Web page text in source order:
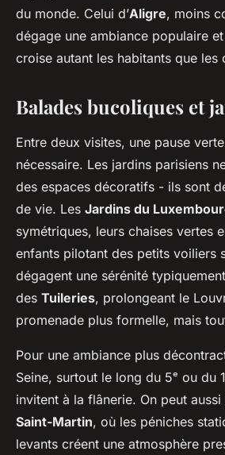
du monde. Celui d’Aligre, moins
dégage une ambiance populaire
croise autant les habitants que les
Balades bucoliques et
Entre deux visites, une pause
nécessaire. Les jardins parisiens
des espaces décoratifs - ils sont
de vie. Les Jardins du
symétriques, leurs chaises vertes
enfants pilotant des petits voiliers
dégagent une sérénité
des Tuileries, prolongeant le
promenade plus formelle, mais
Pour une ambiance plus
Seine, surtout le long du 5ᵉ ou du
invitent à la flânerie. On peut
Saint-Martin, où les péniches
levants créent une atmosphère